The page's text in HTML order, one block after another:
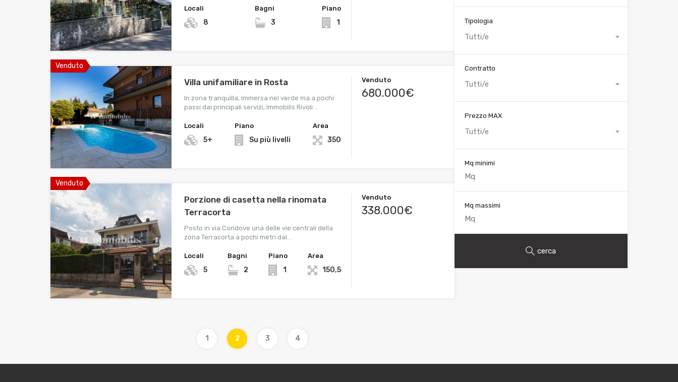
Locali
8
Bagni
3
Piano
1
Venduto
Villa unifamiliare in Rosta
In zona tranquilla, immersa nel verde ma a pochi
passi dai principali servizi, Immobilis Rivoli…
Locali
5+
Piano
Su più livelli
Area
350
Venduto
680.000€
Venduto
Porzione di casetta nella rinomata
Terracorta
Posto in via Condove una delle vie centrali della
zona Terracorta a pochi metri dal…
Locali
5
Bagni
2
Piano
1
Area
150,5
Venduto
338.000€
1 2 3 4
Tipologia
Tutti/e
Contratto
Tutti/e
Prezzo MAX
Tutti/e
Mq minimi
Mq massimi
cerca